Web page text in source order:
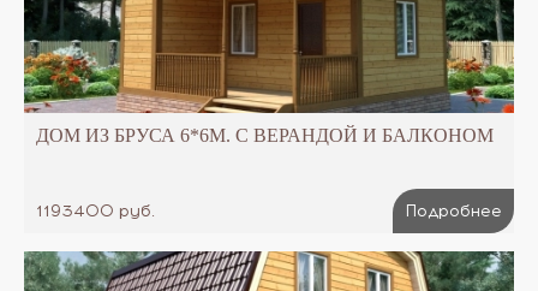
ДОМ ИЗ БРУСА 6*6М. С ВЕРАНДОЙ И БАЛКОНОМ
1193400 руб. Подробнее